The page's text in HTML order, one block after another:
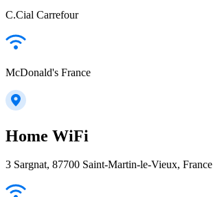
C.Cial Carrefour
McDonald's France
Home WiFi
3 Sargnat, 87700 Saint-Martin-le-Vieux, France